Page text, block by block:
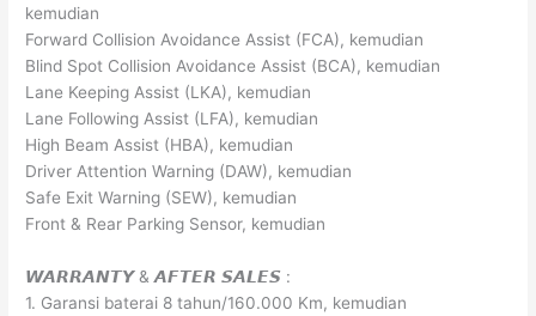
kemudian
Forward Collision Avoidance Assist (FCA), kemudian
Blind Spot Collision Avoidance Assist (BCA), kemudian
Lane Keeping Assist (LKA), kemudian
Lane Following Assist (LFA), kemudian
High Beam Assist (HBA), kemudian
Driver Attention Warning (DAW), kemudian
Safe Exit Warning (SEW), kemudian
Front & Rear Parking Sensor, kemudian
𝙒𝘼𝙍𝙍𝘼𝙉𝙏𝙔 & 𝘼𝙁𝙏𝙀𝙍 𝙎𝘼𝙇𝙀𝙎 :
1. Garansi baterai 8 tahun/160.000 Km, kemudian